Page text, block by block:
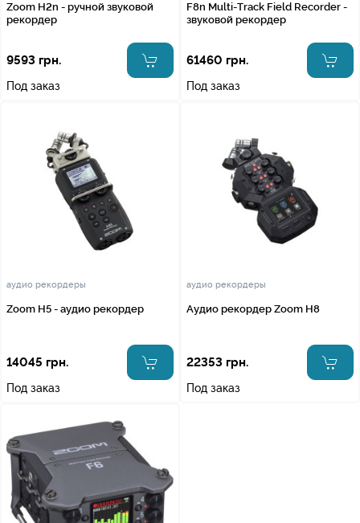
Zoom H2n - ручной звуковой
рекордер
9593 грн.
Под заказ
F8n Multi-Track Field Recorder -
звуковой рекордер
61460 грн.
Под заказ
аудио рекордеры
Zoom H5 - аудио рекордер
14045 грн.
Под заказ
аудио рекордеры
Аудио рекордер Zoom H8
22353 грн.
Под заказ